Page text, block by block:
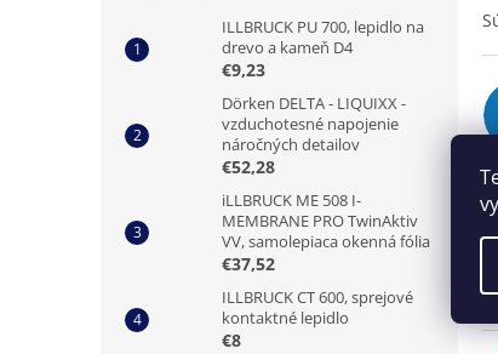
ILLBRUCK PU 700, lepidlo na
drevo a kameň D4
€9,23
Dörken DELTA - LIQUIXX -
vzduchotesné napojenie
náročných detailov
€52,28
iLLBRUCK ME 508 I-
MEMBRANE PRO TwinAktiv
VV, samolepiaca okenná fólia
€37,52
ILLBRUCK CT 600, sprejové
kontaktné lepidlo
€8